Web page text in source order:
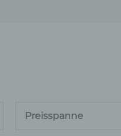
Preisspanne